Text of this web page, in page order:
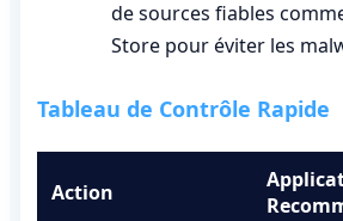
de sources fiables
Store pour éviter les
Tableau de Contrôle Rapide
Action